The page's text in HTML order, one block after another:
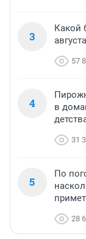
3
Какой
57
4
в
31
5
По
28